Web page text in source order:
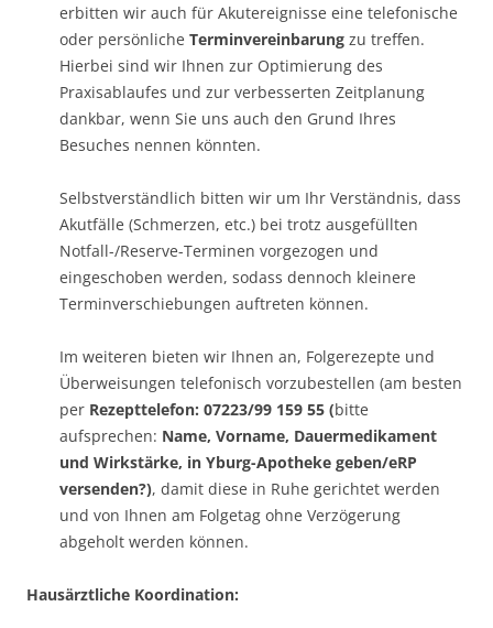
erbitten wir auch für Akutereignisse eine telefonische
oder persönliche Terminvereinbarung zu treffen.
Hierbei sind wir Ihnen zur Optimierung des
Praxisablaufes und zur verbesserten Zeitplanung
dankbar, wenn Sie uns auch den Grund Ihres
Besuches nennen könnten.
Selbstverständlich bitten wir um Ihr Verständnis, dass
Akutfälle (Schmerzen, etc.) bei trotz ausgefüllten
Notfall-/Reserve-Terminen vorgezogen und
eingeschoben werden, sodass dennoch kleinere
Terminverschiebungen auftreten können.
Im weiteren bieten wir Ihnen an, Folgerezepte und
Überweisungen telefonisch vorzubestellen (am besten
per Rezepttelefon: 07223/99 159 55 (bitte
aufsprechen: Name, Vorname, Dauermedikament
und Wirkstärke, in Yburg-Apotheke geben/eRP
versenden?), damit diese in Ruhe gerichtet werden
und von Ihnen am Folgetag ohne Verzögerung
abgeholt werden können.
Hausärztliche Koordination: